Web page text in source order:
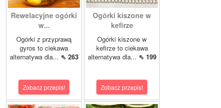
Rewelacyjne ogórki
w...
Ogórki z przyprawą
gyros to ciekawa
alternatywa dla... ⇖ 263
Zobacz przepis!
Ogórki kiszone w
kefirze
Ogórki kiszone w
kefirze to ciekawa
alternatywa dla... ⇖ 199
Zobacz przepis!